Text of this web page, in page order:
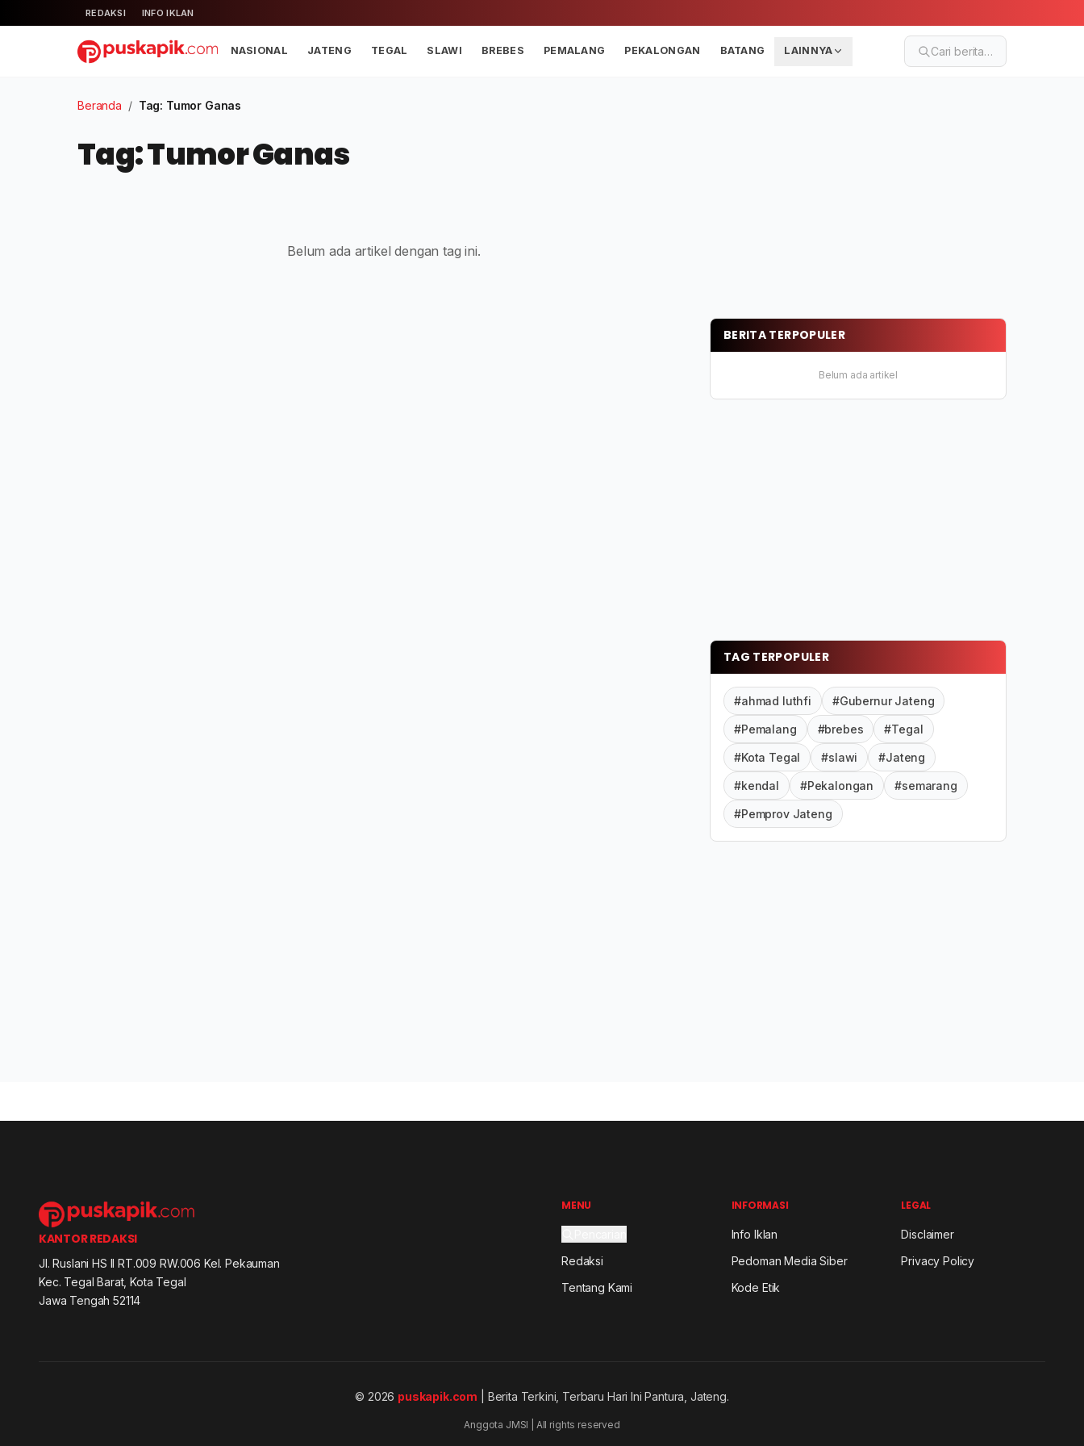
REDAKSI INFO IKLAN
NASIONAL JATENG TEGAL SLAWI BREBES PEMALANG PEKALONGAN BATANG LAINNYA Cari berita…
Beranda / Tag: Tumor Ganas
Tag: Tumor Ganas
Belum ada artikel dengan tag ini.
BERITA TERPOPULER
Belum ada artikel
TAG TERPOPULER
#ahmad luthfi #Gubernur Jateng
#Pemalang #brebes #Tegal
#Kota Tegal #slawi #Jateng
#kendal #Pekalongan #semarang
#Pemprov Jateng
KANTOR REDAKSI
Jl. Ruslani HS II RT.009 RW.006 Kel. Pekauman
Kec. Tegal Barat, Kota Tegal
Jawa Tengah 52114
MENU
Redaksi
Tentang Kami
INFORMASI
Info Iklan
Pedoman Media Siber
Kode Etik
LEGAL
Disclaimer
Privacy Policy
© 2026 puskapik.com | Berita Terkini, Terbaru Hari Ini Pantura, Jateng.
Anggota JMSI | All rights reserved